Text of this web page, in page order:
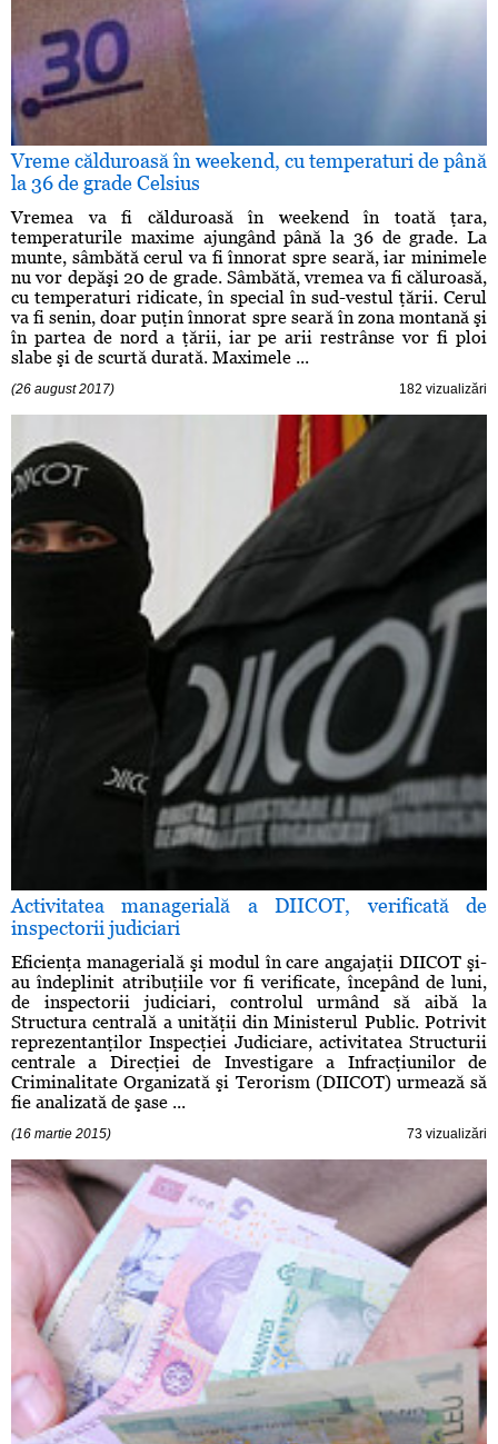
Vreme călduroasă în weekend, cu temperaturi de până
la 36 de grade Celsius
Vremea va fi călduroasă în weekend în toată ţara,
temperaturile maxime ajungând până la 36 de grade. La
munte, sâmbătă cerul va fi înnorat spre seară, iar minimele
nu vor depăşi 20 de grade. Sâmbătă, vremea va fi căluroasă,
cu temperaturi ridicate, în special în sud-vestul ţării. Cerul
va fi senin, doar puţin înnorat spre seară în zona montană şi
în partea de nord a ţării, iar pe arii restrânse vor fi ploi
slabe şi de scurtă durată. Maximele ...
(26 august 2017) 182 vizualizări
Activitatea managerială a DIICOT, verificată de
inspectorii judiciari
Eficienţa managerială şi modul în care angajaţii DIICOT şi-
au îndeplinit atribuţiile vor fi verificate, începând de luni,
de inspectorii judiciari, controlul urmând să aibă la
Structura centrală a unităţii din Ministerul Public. Potrivit
reprezentanţilor Inspecţiei Judiciare, activitatea Structurii
centrale a Direcţiei de Investigare a Infracţiunilor de
Criminalitate Organizată şi Terorism (DIICOT) urmează să
fie analizată de şase ...
(16 martie 2015) 73 vizualizări